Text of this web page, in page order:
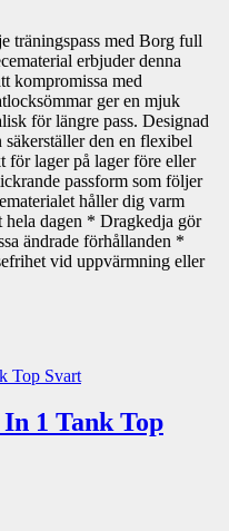
träningspass med Borg full
erbjuder denna
kompromissa med
ger en mjuk
för längre pass. Designad
säkerställer den en flexibel
för lager på lager före eller
passform som följer
håller dig varm
dagen * Dragkedja gör
ändrade förhållanden *
vid uppvärmning eller
1 Tank Top